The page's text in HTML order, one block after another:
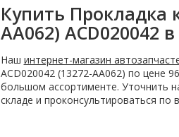
Купить Прокладка
AA062) ACD020042
Наш интернет-магазин
ACD020042 (13272-AA062) по цене
большом ассортименте. Уточнить
складе и проконсультироваться